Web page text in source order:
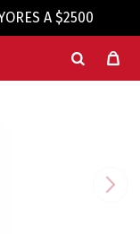
A $2500